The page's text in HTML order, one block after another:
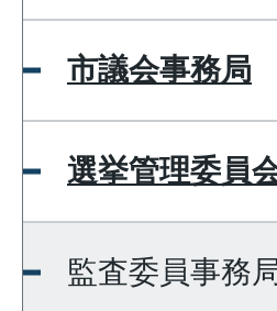
市議会事務局
選挙管理委員
監査委員事務